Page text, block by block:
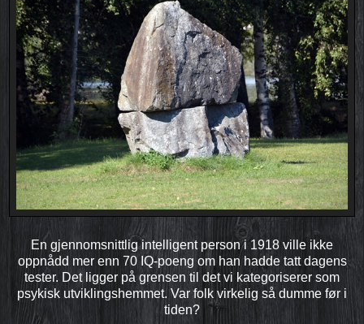
En gjennomsnittlig intelligent person i 1918 ville ikke
oppnådd mer enn 70 IQ-poeng om han hadde tatt dagens
tester. Det ligger på grensen til det vi kategoriserer som
psykisk utviklings­hemmet. Var folk virkelig så dumme før i
tiden?